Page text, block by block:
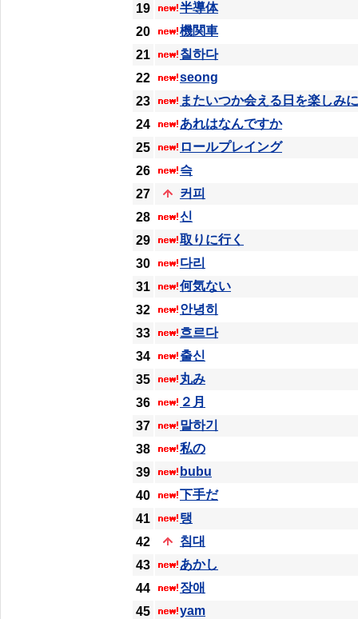
19
半導体
20
機関車
21
칠하다
22
seong
23
またいつか会える日を楽しみ
24
あれはなんですか
25
ロールプレイング
26
슥
27
커피
28
신
29
取りに行く
30
다리
31
何気ない
32
안녕히
33
흐르다
34
출신
35
丸み
36
２月
37
말하기
38
私の
39
bubu
40
下手だ
41
탱
42
침대
43
あかし
44
장애
45
yam